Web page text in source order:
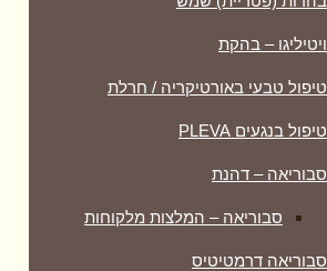
ויטיליגו – בהקת
טיפול טבעי באורטיקריה / חרלת
טיפול בנגעים PLEVA
סבוריאה – דהנת
סבוריאה – המלצות מלקוחות
סבוריאה דרמטיטיס